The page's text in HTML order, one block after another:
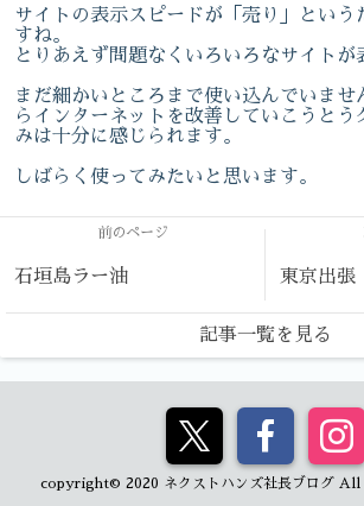
サイトの表示スピードが「売り」という
すね。
とりあえず問題なくいろいろなサイトが
まだ細かいところまで使い込んでいませ
らインターネットを改善していこうとう
みは十分に感じられます。
しばらく使ってみたいと思います。
前のページ
石垣島ラー油 東京出張
記事一覧を見る
copyright© 2020 ネクストハンズ社長ブログ